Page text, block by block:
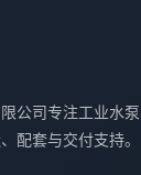
公司专注工业水
配套与交付支持。